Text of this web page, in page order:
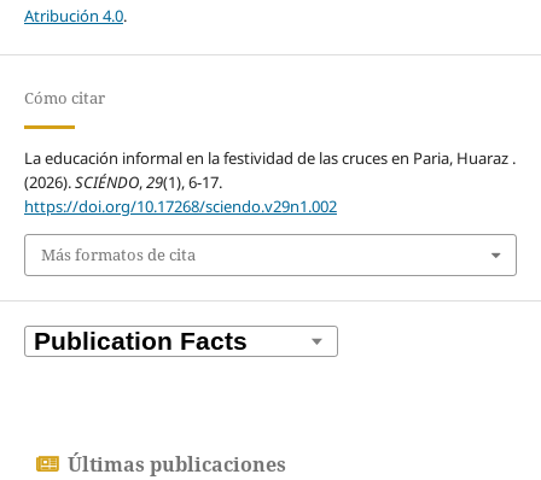
Atribución 4.0.
Cómo citar
La educación informal en la festividad de las cruces en Paria, Huaraz .
(2026).SCIÉNDO,29(1), 6-17.
https://doi.org/10.17268/sciendo.v29n1.002
Más formatos de cita
Últimas publicaciones